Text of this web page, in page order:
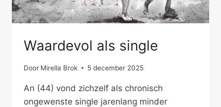
Waardevol als single
Door Mirella Brok 5 december 2025
An (44) vond zichzelf als chronisch
ongewenste single jarenlang minder